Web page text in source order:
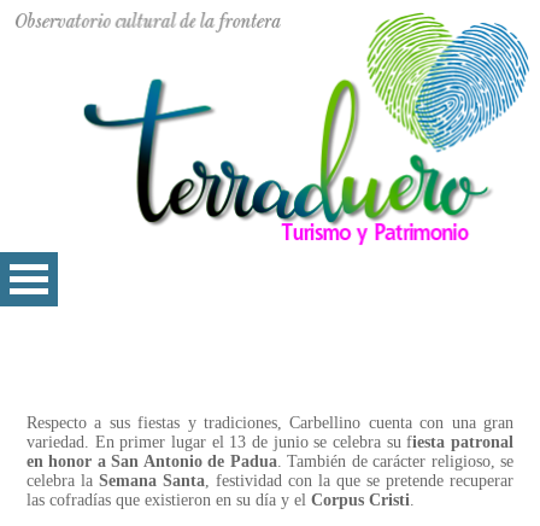
Respecto a sus fiestas y tradiciones, Carbellino cuenta con una gran
variedad. En primer lugar el 13 de junio se celebra su fiesta patronal
en honor a San Antonio de Padua. También de carácter religioso, se
celebra la Semana Santa, festividad con la que se pretende recuperar
las cofradías que existieron en su día y el Corpus Cristi.